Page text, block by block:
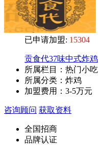
已申请加盟: 15304
贡食代37味中式炸鸡
所属栏目：热门小吃
所属分类：炸鸡
加盟费用： 3-5万元
咨询顾问 获取资料
全国招商
品牌认证